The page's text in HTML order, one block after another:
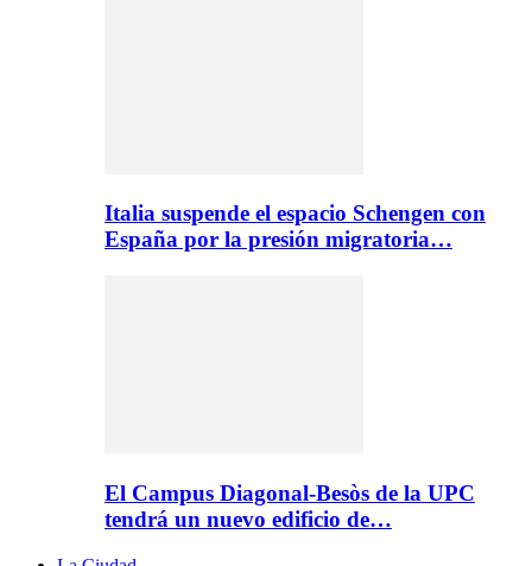
Italia suspende el espacio Schengen con
España por la presión migratoria…
El Campus Diagonal-Besòs de la UPC
tendrá un nuevo edificio de…